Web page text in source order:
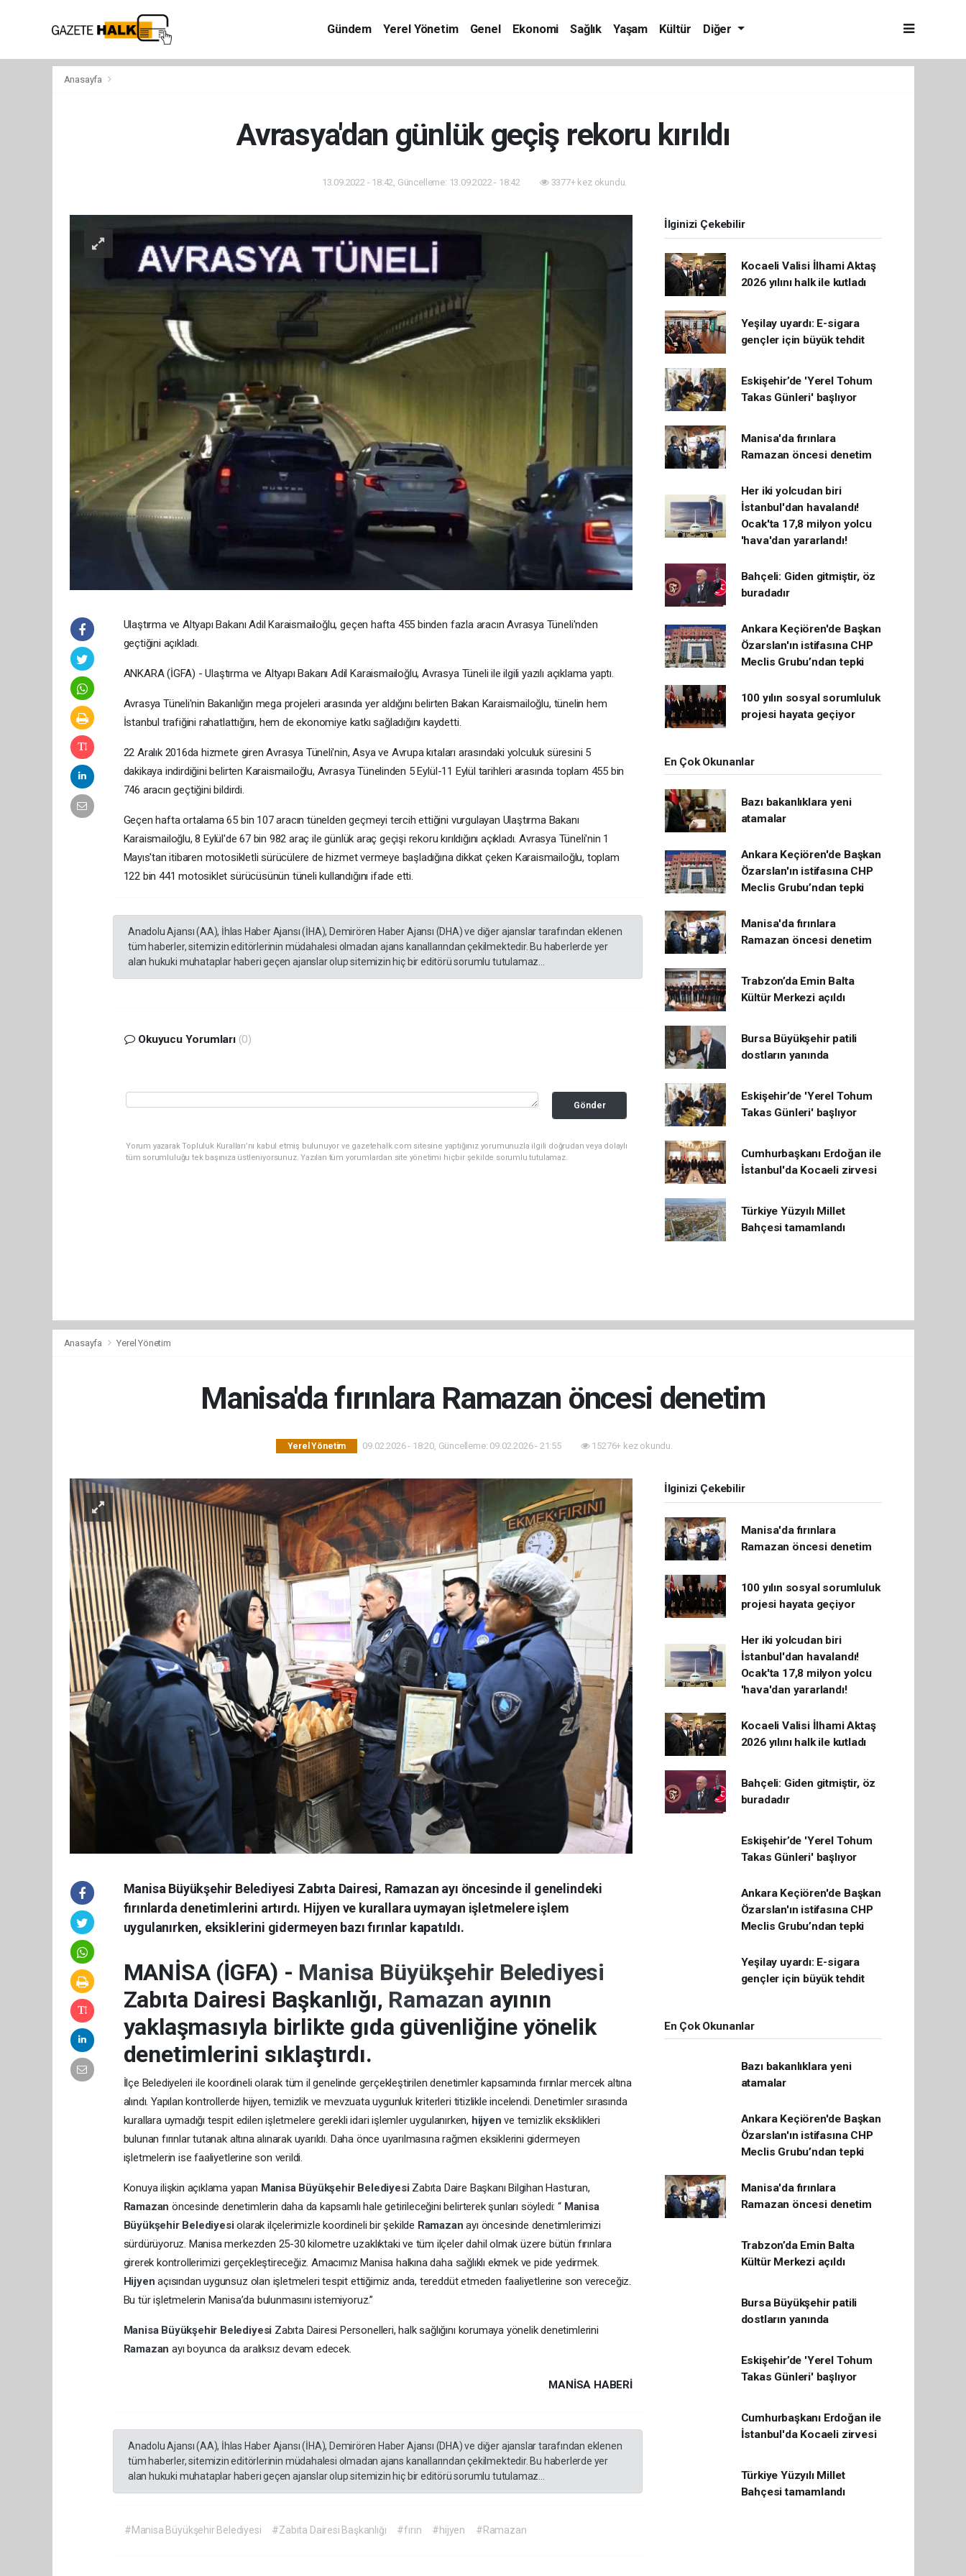
Gündem Yerel Yönetim Genel Ekonomi Sağlık Yaşam Kültür Diğer
Anasayfa
Avrasya'dan günlük geçiş rekoru kırıldı
13.09.2022 - 18:42, Güncelleme: 13.09.2022 - 18:42 3377+ kez okundu.
Ulaştırma ve Altyapı Bakanı Adil Karaismailoğlu, geçen hafta 455 binden fazla aracın Avrasya Tüneli'nden
geçtiğini açıkladı.
ANKARA (İGFA) - Ulaştırma ve Altyapı Bakanı Adil Karaismailoğlu, Avrasya Tüneli ile ilgili yazılı açıklama yaptı.
Avrasya Tüneli'nin Bakanlığın mega projeleri arasında yer aldığını belirten Bakan Karaismailoğlu, tünelin hem
İstanbul trafiğini rahatlattığını, hem de ekonomiye katkı sağladığını kaydetti.
22 Aralık 2016da hizmete giren Avrasya Tüneli'nin, Asya ve Avrupa kıtaları arasındaki yolculuk süresini 5
dakikaya indirdiğini belirten Karaismailoğlu, Avrasya Tünelinden 5 Eylül-11 Eylül tarihleri arasında toplam 455 bin
746 aracın geçtiğini bildirdi.
Geçen hafta ortalama 65 bin 107 aracın tünelden geçmeyi tercih ettiğini vurgulayan Ulaştırma Bakanı
Karaismailoğlu, 8 Eylül'de 67 bin 982 araç ile günlük araç geçişi rekoru kırıldığını açıkladı. Avrasya Tüneli'nin 1
Mayıs'tan itibaren motosikletli sürücülere de hizmet vermeye başladığına dikkat çeken Karaismailoğlu, toplam
122 bin 441 motosiklet sürücüsünün tüneli kullandığını ifade etti.
Anadolu Ajansı (AA), İhlas Haber Ajansı (İHA), Demirören Haber Ajansı (DHA) ve diğer ajanslar tarafından eklenen
tüm haberler, sitemizin editörlerinin müdahalesi olmadan ajans kanallarından çekilmektedir. Bu haberlerde yer
alan hukuki muhataplar haberi geçen ajanslar olup sitemizin hiç bir editörü sorumlu tutulamaz...
Okuyucu Yorumları (0)
Gönder
Yorum yazarak Topluluk Kuralları’nı kabul etmiş bulunuyor ve gazetehalk.com sitesine yaptığınız yorumunuzla ilgili doğrudan veya dolaylı
tüm sorumluluğu tek başınıza üstleniyorsunuz. Yazılan tüm yorumlardan site yönetimi hiçbir şekilde sorumlu tutulamaz.
İlginizi Çekebilir
Kocaeli Valisi İlhami Aktaş
2026 yılını halk ile kutladı
Yeşilay uyardı: E-sigara
gençler için büyük tehdit
Eskişehir’de 'Yerel Tohum
Takas Günleri' başlıyor
Manisa'da fırınlara
Ramazan öncesi denetim
Her iki yolcudan biri
İstanbul'dan havalandı!
Ocak'ta 17,8 milyon yolcu
'hava'dan yararlandı!
Bahçeli: Giden gitmiştir, öz
buradadır
Ankara Keçiören'de Başkan
Özarslan'ın istifasına CHP
Meclis Grubu’ndan tepki
100 yılın sosyal sorumluluk
projesi hayata geçiyor
En Çok Okunanlar
Bazı bakanlıklara yeni
atamalar
Ankara Keçiören'de Başkan
Özarslan'ın istifasına CHP
Meclis Grubu’ndan tepki
Manisa'da fırınlara
Ramazan öncesi denetim
Trabzon’da Emin Balta
Kültür Merkezi açıldı
Bursa Büyükşehir patili
dostların yanında
Eskişehir’de 'Yerel Tohum
Takas Günleri' başlıyor
Cumhurbaşkanı Erdoğan ile
İstanbul'da Kocaeli zirvesi
Türkiye Yüzyılı Millet
Bahçesi tamamlandı
Anasayfa Yerel Yönetim
Manisa'da fırınlara Ramazan öncesi denetim
Yerel Yönetim 09.02.2026 - 18:20, Güncelleme: 09.02.2026 - 21:55 15276+ kez okundu.
Manisa Büyükşehir Belediyesi Zabıta Dairesi, Ramazan ayı öncesinde il genelindeki
fırınlarda denetimlerini artırdı. Hijyen ve kurallara uymayan işletmelere işlem
uygulanırken, eksiklerini gidermeyen bazı fırınlar kapatıldı.
MANİSA (İGFA) - Manisa Büyükşehir Belediyesi
Zabıta Dairesi Başkanlığı, Ramazan ayının
yaklaşmasıyla birlikte gıda güvenliğine yönelik
denetimlerini sıklaştırdı.
İlçe Belediyeleri ile koordineli olarak tüm il genelinde gerçekleştirilen denetimler kapsamında fırınlar mercek altına
alındı. Yapılan kontrollerde hijyen, temizlik ve mevzuata uygunluk kriterleri titizlikle incelendi. Denetimler sırasında
kurallara uymadığı tespit edilen işletmelere gerekli idari işlemler uygulanırken, hijyenve temizlik eksiklikleri
bulunan fırınlar tutanak altına alınarak uyarıldı. Daha önce uyarılmasına rağmen eksiklerini gidermeyen
işletmelerin ise faaliyetlerine son verildi.
Konuya ilişkin açıklama yapan Manisa Büyükşehir Belediyesi Zabıta Daire Başkanı Bilgihan Hasturan,
Ramazan öncesinde denetimlerin daha da kapsamlı hale getirileceğini belirterek şunları söyledi: “ Manisa
Büyükşehir Belediyesiolarak ilçelerimizle koordineli bir şekilde Ramazanayı öncesinde denetimlerimizi
sürdürüyoruz. Manisa merkezden 25-30 kilometre uzaklıktaki ve tüm ilçeler dahil olmak üzere bütün fırınlara
girerek kontrollerimizi gerçekleştireceğiz. Amacımız Manisa halkına daha sağlıklı ekmek ve pide yedirmek.
Hijyenaçısından uygunsuz olan işletmeleri tespit ettiğimiz anda, tereddüt etmeden faaliyetlerine son vereceğiz.
Bu tür işletmelerin Manisa’da bulunmasını istemiyoruz.”
Manisa Büyükşehir Belediyesi Zabıta Dairesi Personelleri, halk sağlığını korumaya yönelik denetimlerini
Ramazan ayı boyunca da aralıksız devam edecek.
MANISA HABERİ
Anadolu Ajansı (AA), İhlas Haber Ajansı (İHA), Demirören Haber Ajansı (DHA) ve diğer ajanslar tarafından eklenen
tüm haberler, sitemizin editörlerinin müdahalesi olmadan ajans kanallarından çekilmektedir. Bu haberlerde yer
alan hukuki muhataplar haberi geçen ajanslar olup sitemizin hiç bir editörü sorumlu tutulamaz...
#Manisa Büyükşehir Belediyesi #Zabıta Dairesi Başkanlığı #fırın #hijyen #Ramazan
İlginizi Çekebilir
Manisa'da fırınlara
Ramazan öncesi denetim
100 yılın sosyal sorumluluk
projesi hayata geçiyor
Her iki yolcudan biri
İstanbul'dan havalandı!
Ocak'ta 17,8 milyon yolcu
'hava'dan yararlandı!
Kocaeli Valisi İlhami Aktaş
2026 yılını halk ile kutladı
Bahçeli: Giden gitmiştir, öz
buradadır
Eskişehir’de 'Yerel Tohum
Takas Günleri' başlıyor
Ankara Keçiören'de Başkan
Özarslan'ın istifasına CHP
Meclis Grubu’ndan tepki
Yeşilay uyardı: E-sigara
gençler için büyük tehdit
En Çok Okunanlar
Bazı bakanlıklara yeni
atamalar
Ankara Keçiören'de Başkan
Özarslan'ın istifasına CHP
Meclis Grubu’ndan tepki
Manisa'da fırınlara
Ramazan öncesi denetim
Trabzon’da Emin Balta
Kültür Merkezi açıldı
Bursa Büyükşehir patili
dostların yanında
Eskişehir’de 'Yerel Tohum
Takas Günleri' başlıyor
Cumhurbaşkanı Erdoğan ile
İstanbul'da Kocaeli zirvesi
Türkiye Yüzyılı Millet
Bahçesi tamamlandı